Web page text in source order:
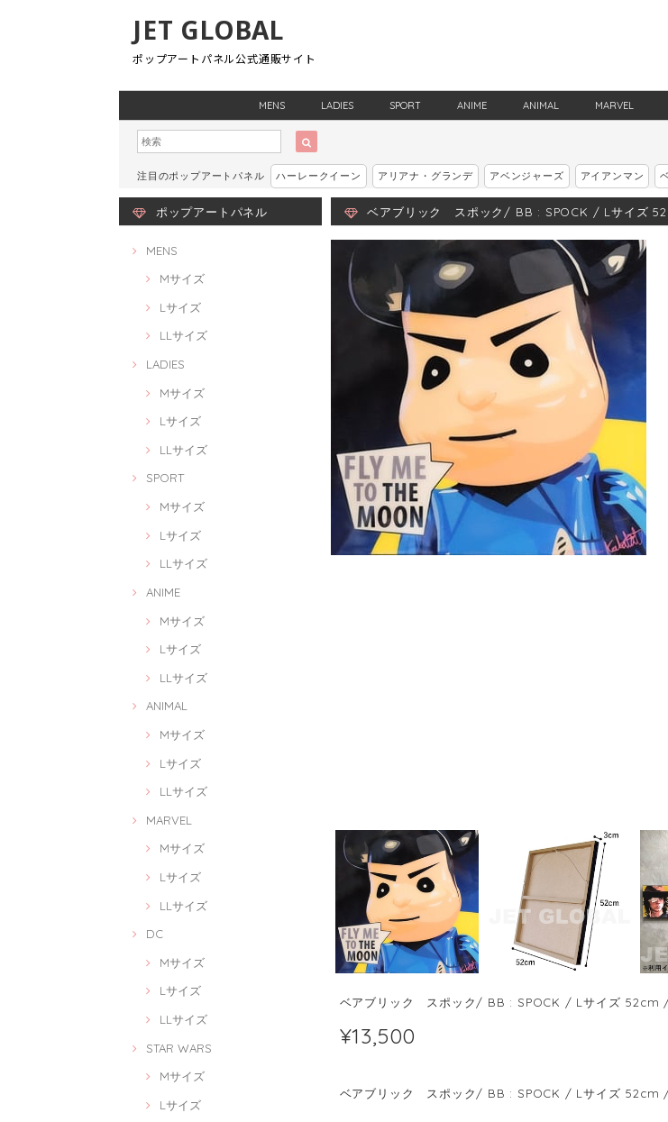
JET GLOBAL
ポップアートパネル公式通販サイト
MENS LADIES SPORT ANIME ANIMAL MARVEL
注目のポップアートパネル ハーレークイーン アリアナ・グランデ アベンジャーズ アイアンマン
ポップアートパネル
MENS
Mサイズ
Lサイズ
LLサイズ
LADIES
Mサイズ
Lサイズ
LLサイズ
SPORT
Mサイズ
Lサイズ
LLサイズ
ANIME
Mサイズ
Lサイズ
LLサイズ
ANIMAL
Mサイズ
Lサイズ
LLサイズ
MARVEL
Mサイズ
Lサイズ
LLサイズ
DC
Mサイズ
Lサイズ
LLサイズ
STAR WARS
Mサイズ
Lサイズ
ベアブリック スポック/ BB : SPOCK / Lサイズ
ベアブリック スポック/ BB : SPOCK / Lサイズ 52cm
¥13,500
ベアブリック スポック/ BB : SPOCK / Lサイズ 52cm